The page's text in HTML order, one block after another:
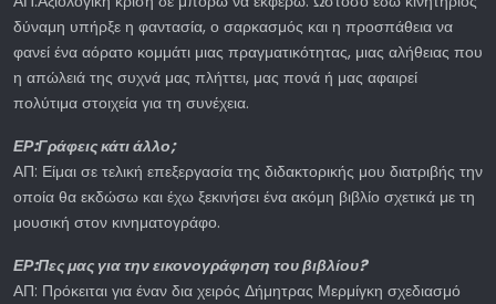
δύναμη υπήρξε η φαντασία, ο σαρκασμός και η προσπάθεια να
φανεί ένα αόρατο κομμάτι μιας πραγματικότητας, μιας αλήθειας που
η απώλειά της συχνά μας πλήττει, μας πονά ή μας αφαιρεί
πολύτιμα στοιχεία για τη συνέχεια.
ΕΡ:Γράφεις κάτι άλλο;
ΑΠ: Είμαι σε τελική επεξεργασία της διδακτορικής μου διατριβής την
οποία θα εκδώσω και έχω ξεκινήσει ένα ακόμη βιβλίο σχετικά με τη
μουσική στον κινηματογράφο.
ΕΡ:Πες μας για την εικονογράφηση του βιβλίου?
ΑΠ: Πρόκειται για έναν δια χειρός Δήμητρας Μερμίγκη σχεδιασμό